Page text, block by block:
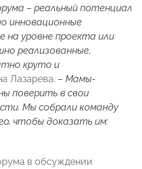
– реальный потенциал
инновационные
на уровне проекта или
реализованные,
круто и
Лазарева. – Мамы-
поверить в свои
Мы собрали команду
чтобы доказать им:
в обсуждении